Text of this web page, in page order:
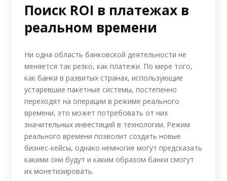
Поиск ROI в платежах в
реальном времени
Ни одна область банковской деятельности не
меняется так резко, как платежи. По мере того,
как банки в развитых странах, использующие
устаревшие пакетные системы, постепенно
переходят на операции в режиме реального
времени, это может потребовать от них
значительных инвестиций в технологии. Режим
реального времени позволит создать новые
бизнес-кейсы, однако немногие могут предсказать
какими они будут и каким образом банки смогут
их монетизировать.